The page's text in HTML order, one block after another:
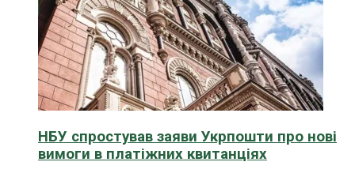
НБУ спростував заяви Укрпошти про нові
вимоги в платіжних квитанціях